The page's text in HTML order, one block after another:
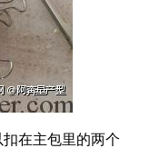
在主包里的两个